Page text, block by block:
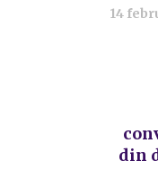
14
din